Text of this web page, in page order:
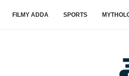
FILMY ADDA SPORTS